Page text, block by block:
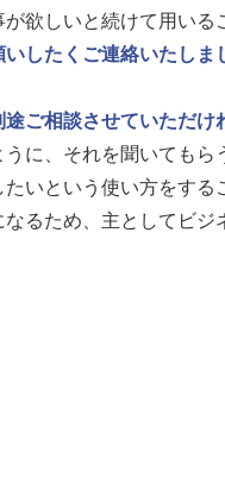
が欲しいと続けて用いる
いしたくご連絡いたしま
ご相談させていただけ
うに、それを聞いてもら
いという使い方をする
なるため、主としてビジ